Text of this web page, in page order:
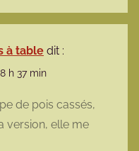
à table dit :
h 37 min
de pois cassés,
version, elle me